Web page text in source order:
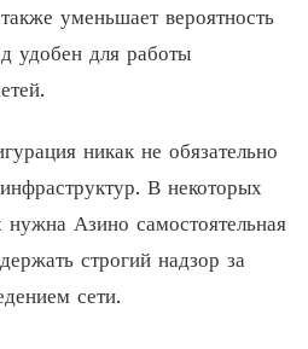
уменьшает вероятность
удобен для работы
никак не обязательно
В некоторых
Азино самостоятельная
строгий надзор за
сети.